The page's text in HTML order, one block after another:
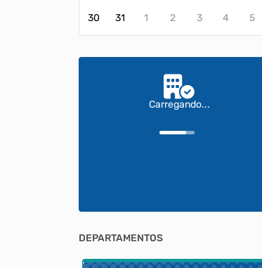
30 31 1 2 3 4 5
Carregando...
DEPARTAMENTOS